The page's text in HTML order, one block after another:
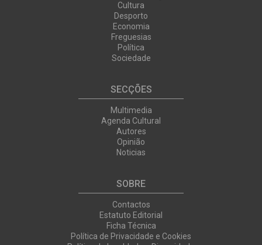
Cultura
Desporto
Economia
Freguesias
Política
Sociedade
SECÇÕES
Multimedia
Agenda Cultural
Autores
Opinião
Noticias
SOBRE
Contactos
Estatuto Editorial
Ficha Técnica
Política de Privacidade e Cookies